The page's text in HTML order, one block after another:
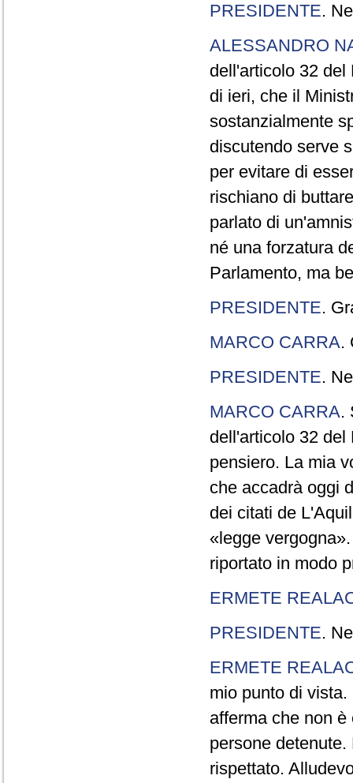
PRESIDENTE.
ALESSANDRO
dell'articolo 32 del
di ieri, che il
sostanzialmente
discutendo serve
per evitare di
rischiano di
parlato di
né una forzatura
Parlamento, ma
PRESIDENTE.
MARCO CARRA.
PRESIDENTE.
MARCO CARRA.
dell'articolo 32 del
pensiero. La mia
che accadrà oggi
dei citati de
«legge
riportato in modo
ERMETE
PRESIDENTE.
ERMETE
mio punto di
afferma che non
persone
rispettato.